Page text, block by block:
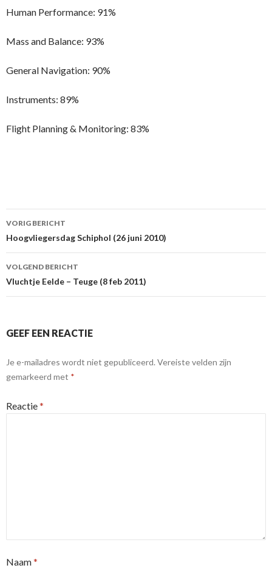
Human Performance: 91%
Mass and Balance: 93%
General Navigation: 90%
Instruments: 89%
Flight Planning & Monitoring: 83%
Berichtnavigatie
VORIG BERICHT
Hoogvliegersdag Schiphol (26 juni 2010)
VOLGEND BERICHT
Vluchtje Eelde – Teuge (8 feb 2011)
GEEF EEN REACTIE
Je e-mailadres wordt niet gepubliceerd. Vereiste velden zijn
gemarkeerd met *
Reactie*
Naam*